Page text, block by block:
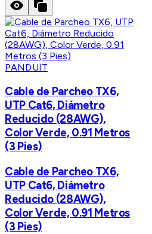
PANDUIT
Cable de Parcheo TX6,
UTP Cat6, Diámetro
Reducido (28AWG),
Color Verde, 0.91 Metros
(3 Pies)
Cable de Parcheo TX6,
UTP Cat6, Diámetro
Reducido (28AWG),
Color Verde, 0.91 Metros
(3 Pies)